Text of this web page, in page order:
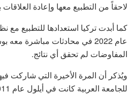
لاحقاً من التطبيع معها وإعادة
كما أبدت تركيا استعدادها للتطبيع مع
عام 2022 في محادثات مباشرة
المفاوضات لم تحقق أي نتائج.
ويُذكر أن المرة الأخيرة التي شاركت